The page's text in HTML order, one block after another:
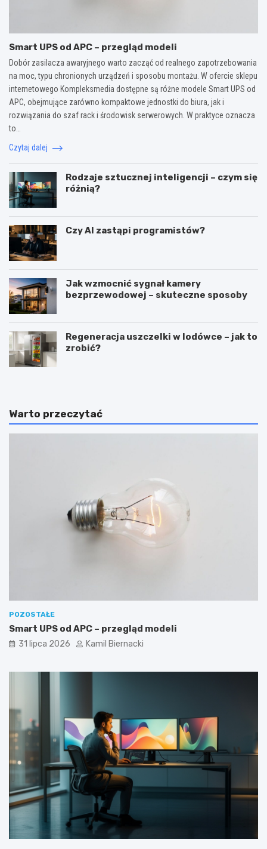
Smart UPS od APC – przegląd modeli
Dobór zasilacza awaryjnego warto zacząć od realnego zapotrzebowania
na moc, typu chronionych urządzeń i sposobu montażu. W ofercie sklepu
internetowego Kompleksmedia dostępne są różne modele Smart UPS od
APC, obejmujące zarówno kompaktowe jednostki do biura, jak i
rozwiązania do szaf rack i środowisk serwerowych. W praktyce oznacza
to…
Czytaj dalej
Rodzaje sztucznej inteligencji – czym się
różnią?
Czy AI zastąpi programistów?
Jak wzmocnić sygnał kamery
bezprzewodowej – skuteczne sposoby
Regeneracja uszczelki w lodówce – jak to
zrobić?
Warto przeczytać
POZOSTAŁE
Smart UPS od APC – przegląd modeli
31 lipca 2026 Kamil Biernacki